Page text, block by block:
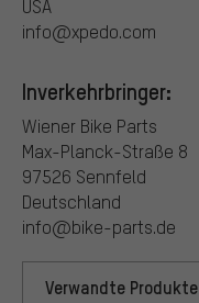
USA
info@xpedo.com
Inverkehrbringer:
Wiener Bike Parts
Max-Planck-Straße 8
97526 Sennfeld
Deutschland
info@bike-parts.de
Verwandte Produkte